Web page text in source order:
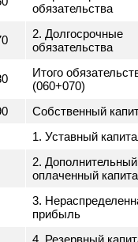
4.
задолженность
Обязательства
1.
обязательства
2.
Итого